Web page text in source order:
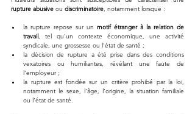
rupture abusive ou discriminatoire, notamment lorsque :
la rupture repose sur un motif étranger à la relation de
travail , tel qu’un contexte économique, une activité
syndicale, une grossesse ou l’état de santé ;
la décision de rupture a été prise dans des conditions
vexatoires ou humiliantes, révélant une faute de
l’employeur ;
la rupture est fondée sur un critère prohibé par la loi,
notamment le sexe, l’âge, l’origine, la situation familiale
ou l’état de santé.